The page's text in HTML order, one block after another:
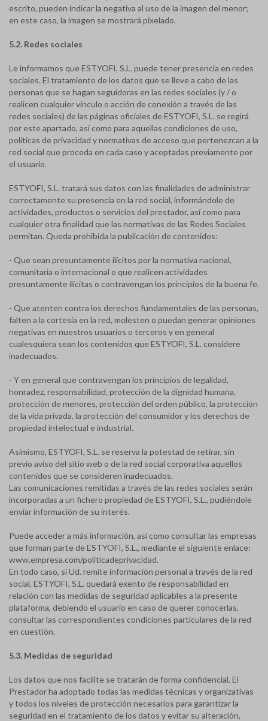
escrito, pueden indicar la negativa al uso de la imagen del menor;
en este caso, la imagen se mostrará pixelado.
5.2. Redes sociales
Le informamos que ESTYOFI, S.L. puede tener presencia en redes
sociales. El tratamiento de los datos que se lleve a cabo de las
personas que se hagan seguidoras en las redes sociales (y / o
realicen cualquier vínculo o acción de conexión a través de las
redes sociales) de las páginas oficiales de ESTYOFI, S.L. se regirá
por este apartado, así como para aquellas condiciones de uso,
políticas de privacidad y normativas de acceso que pertenezcan a la
red social que proceda en cada caso y aceptadas previamente por
el usuario.
ESTYOFI, S.L. tratará sus datos con las finalidades de administrar
correctamente su presencia en la red social, informándole de
actividades, productos o servicios del prestador, así como para
cualquier otra finalidad que las normativas de las Redes Sociales
permitan. Queda prohibida la publicación de contenidos:
- Que sean presuntamente ilícitos por la normativa nacional,
comunitaria o internacional o que realicen actividades
presuntamente ilícitas o contravengan los principios de la buena fe.
- Que atenten contra los derechos fundamentales de las personas,
falten a la cortesía en la red, molesten o puedan generar opiniones
negativas en nuestros usuarios o terceros y en general
cualesquiera sean los contenidos que ESTYOFI, S.L. considere
inadecuados.
- Y en general que contravengan los principios de legalidad,
honradez, responsabilidad, protección de la dignidad humana,
protección de menores, protección del orden público, la protección
de la vida privada, la protección del consumidor y los derechos de
propiedad intelectual e industrial.
Asimismo, ESTYOFI, S.L. se reserva la potestad de retirar, sin
previo aviso del sitio web o de la red social corporativa aquellos
contenidos que se consideren inadecuados.
Las comunicaciones remitidas a través de las redes sociales serán
incorporadas a un fichero propiedad de ESTYOFI, S.L., pudiéndole
enviar información de su interés.
Puede acceder a más información, así como consultar las empresas
que forman parte de ESTYOFI, S.L., mediante el siguiente enlace:
www.empresa.com/politicadeprivacidad.
En todo caso, si Ud. remite información personal a través de la red
social, ESTYOFI, S.L. quedará exento de responsabilidad en
relación con las medidas de seguridad aplicables a la presente
plataforma, debiendo el usuario en caso de querer conocerlas,
consultar las correspondientes condiciones particulares de la red
en cuestión.
5.3. Medidas de seguridad
Los datos que nos facilite se tratarán de forma confidencial. El
Prestador ha adoptado todas las medidas técnicas y organizativas
y todos los niveles de protección necesarios para garantizar la
seguridad en el tratamiento de los datos y evitar su alteración,